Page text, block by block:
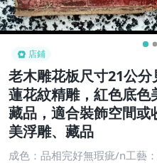
店鋪
老木雕花板尺寸21公
蓮花紋精雕，紅色底色
藏品，適合裝飾空間或
美浮雕、藏品
成色：品相完好無瑕疵/n工藝